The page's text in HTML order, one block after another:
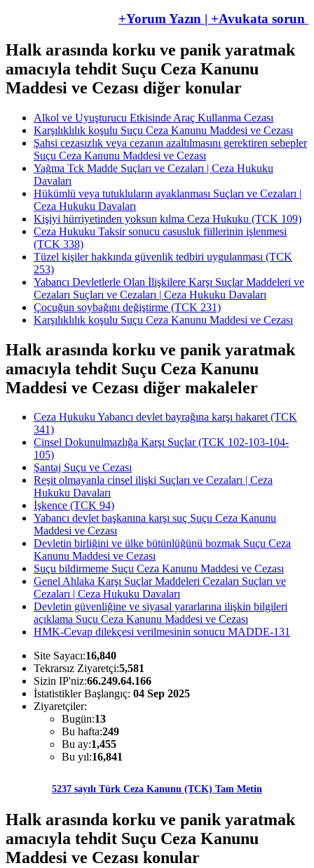
+Yorum Yazın | +Avukata sorun
Halk arasında korku ve panik yaratmak
amacıyla tehdit Suçu Ceza Kanunu
Maddesi ve Cezası diğer konular
Alkol ve Uyuşturucu Etkisinde Araç Kullanma Cezası
Karşılıklılık koşulu Suçu Ceza Kanunu Maddesi ve Cezası
Şahsi cezasızlık veya cezanın azaltılmasını gerektiren sebepler
Suçu Ceza Kanunu Maddesi ve Cezası
Yağma Tck Madde Suçları ve Cezaları | Ceza Hukuku
Davaları
Hükümlü veya tutukluların ayaklanması Suçları ve Cezaları |
Ceza Hukuku Davaları
Kişiyi hürriyetinden yoksun kılma Ceza Hukuku (TCK 109)
Ceza Hukuku Taksir sonucu casusluk fiillerinin işlenmesi
(TCK 338)
Tüzel kişiler hakkında güvenlik tedbiri uygulanması (TCK
253)
Yabancı Devletlerle Olan İlişkilere Karşı Suçlar Maddeleri ve
Cezaları Suçları ve Cezaları | Ceza Hukuku Davaları
Çocuğun soybağını değiştirme (TCK 231)
Karşılıklılık koşulu Suçu Ceza Kanunu Maddesi ve Cezası
Halk arasında korku ve panik yaratmak
amacıyla tehdit Suçu Ceza Kanunu
Maddesi ve Cezası diğer makaleler
Ceza Hukuku Yabancı devlet bayrağına karşı hakaret (TCK
341)
Cinsel Dokunulmazlığa Karşı Suçlar (TCK 102-103-104-
105)
Şantaj Suçu ve Cezası
Reşit olmayanla cinsel ilişki Suçları ve Cezaları | Ceza
Hukuku Davaları
İşkence (TCK 94)
Yabancı devlet başkanına karşı suç Suçu Ceza Kanunu
Maddesi ve Cezası
Devletin birliğini ve ülke bütünlüğünü bozmak Suçu Ceza
Kanunu Maddesi ve Cezası
Suçu bildirmeme Suçu Ceza Kanunu Maddesi ve Cezası
Genel Ahlaka Karşı Suçlar Maddeleri Cezaları Suçları ve
Cezaları | Ceza Hukuku Davaları
Devletin güvenliğine ve siyasal yararlarına ilişkin bilgileri
açıklama Suçu Ceza Kanunu Maddesi ve Cezası
HMK-Cevap dilekçesi verilmesinin sonucu MADDE-131
Site Sayacı:16,840
Tekrarsız Ziyaretçi:5,581
Sizin IP'niz:66.249.64.166
İstatistikler Başlangıç: 04 Sep 2025
Ziyaretçiler:
Bugün:13
Bu hafta:249
Bu ay:1,455
Bu yıl:16,841
5237 sayılı Türk Ceza Kanunu (TCK) Tam Metin
Halk arasında korku ve panik yaratmak
amacıyla tehdit Suçu Ceza Kanunu
Maddesi ve Cezası konular